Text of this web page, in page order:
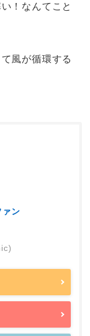
！なんてこと
風が循環する
ン